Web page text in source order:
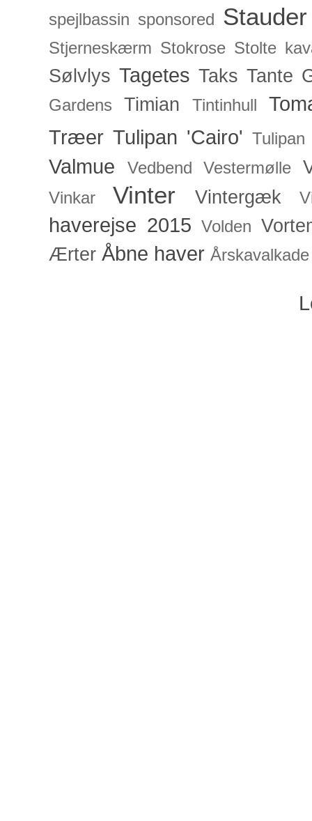
spejlbassin sponsored Stauder
Stjerneskærm Stokrose Stolte
Sølvlys Tagetes Taks Tante
Gardens Timian Tintinhull
Træer Tulipan 'Cairo'
Valmue Vedbend Vestermølle
Vinkar Vinter Vintergæk
haverejse 2015 Volden
Ærter Åbne haver Årskavalkade